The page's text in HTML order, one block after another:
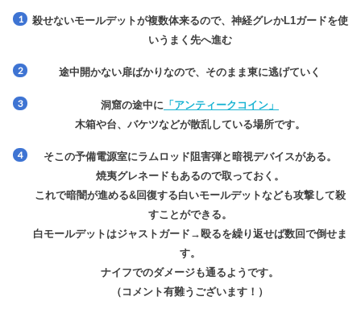
殺せないモールデットが複数体来るので、神経グレかL1ガードを使
いうまく先へ進む
途中開かない扉ばかりなので、そのまま東に逃げていく
洞窟の途中に 「アンティークコイン」
木箱や台、バケツなどが散乱している場所です。
そこの予備電源室にラムロッド阻害弾と暗視デバイスがある。
焼夷グレネードもあるので取っておく。
これで暗闇が進める&回復する白いモールデットなども攻撃して殺
すことができる。
白モールデットはジャストガード→殴るを繰り返せば数回で倒せま
す。
ナイフでのダメージも通るようです。
（コメント有難うございます！）